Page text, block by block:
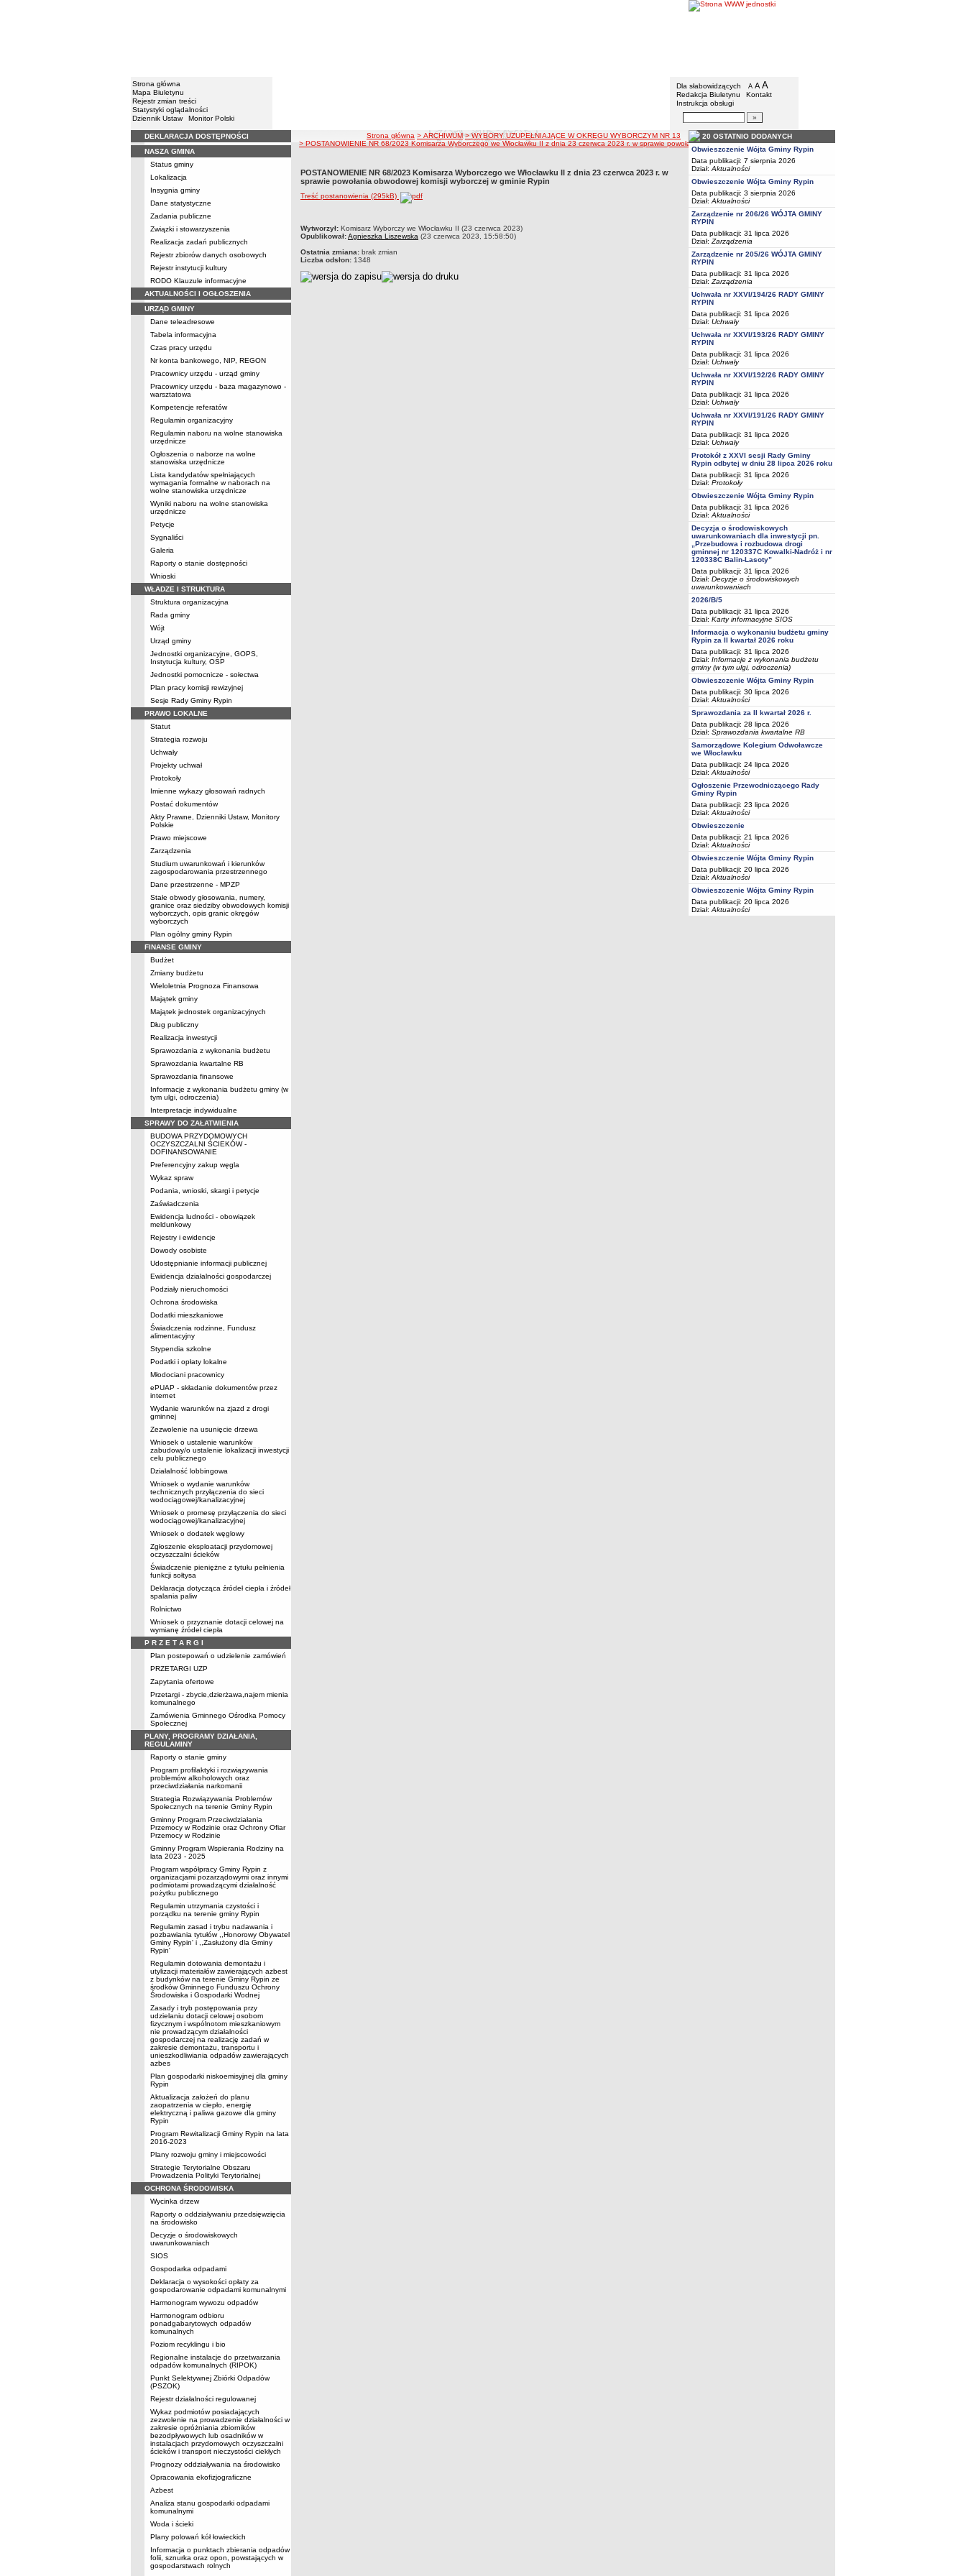
Strona główna
Mapa Biuletynu
Rejestr zmian treści
Statystyki oglądalności
Dziennik Ustaw
Monitor Polski
Gmina Rypin
Menu dodatkowe
Dla słabowidzących A pomniejsz czcionkę
A standardowy rozmiar czcionki
A
Redakcja Biuletynu
Kontakt
Instrukcja obsługi
Wyszukiwarka artykułów
Menu
DEKLARACJA DOSTĘPNOŚCI
NASZA GMINA
Status gminy
Lokalizacja
Insygnia gminy
Dane statystyczne
Zadania publiczne
Związki i stowarzyszenia
Realizacja zadań publicznych
Rejestr zbiorów danych osobowych
Rejestr instytucji kultury
RODO Klauzule informacyjne
AKTUALNOŚCI I OGŁOSZENIA
URZĄD GMINY
Dane teleadresowe
Tabela informacyjna
Czas pracy urzędu
Nr konta bankowego, NIP, REGON
Pracownicy urzędu - urząd gminy
Pracownicy urzędu - baza magazynowo -
warsztatowa
Kompetencje referatów
Regulamin organizacyjny
Regulamin naboru na wolne stanowiska
urzędnicze
Ogłoszenia o naborze na wolne
stanowiska urzędnicze
Lista kandydatów spełniających
wymagania formalne w naborach na
wolne stanowiska urzędnicze
Wyniki naboru na wolne stanowiska
urzędnicze
Petycje
Sygnaliści
Galeria
Raporty o stanie dostępności
Wnioski
WŁADZE I STRUKTURA
Struktura organizacyjna
Rada gminy
Wójt
Urząd gminy
Jednostki organizacyjne, GOPS,
Instytucja kultury, OSP
Jednostki pomocnicze - sołectwa
Plan pracy komisji rewizyjnej
Sesje Rady Gminy Rypin
PRAWO LOKALNE
Statut
Strategia rozwoju
Uchwały
Projekty uchwał
Protokoły
Imienne wykazy głosowań radnych
Postać dokumentów
Akty Prawne, Dzienniki Ustaw, Monitory
Polskie
Prawo miejscowe
Zarządzenia
Studium uwarunkowań i kierunków
zagospodarowania przestrzennego
Dane przestrzenne - MPZP
Stałe obwody głosowania, numery,
granice oraz siedziby obwodowych komisji
wyborczych, opis granic okręgów
wyborczych
Plan ogólny gminy Rypin
FINANSE GMINY
Budżet
Zmiany budżetu
Wieloletnia Prognoza Finansowa
Majątek gminy
Majątek jednostek organizacyjnych
Dług publiczny
Realizacja inwestycji
Sprawozdania z wykonania budżetu
Sprawozdania kwartalne RB
Sprawozdania finansowe
Informacje z wykonania budżetu gminy (w
tym ulgi, odroczenia)
Interpretacje indywidualne
SPRAWY DO ZAŁATWIENIA
BUDOWA PRZYDOMOWYCH
OCZYSZCZALNI ŚCIEKÓW -
DOFINANSOWANIE
Preferencyjny zakup węgla
Wykaz spraw
Podania, wnioski, skargi i petycje
Zaświadczenia
Ewidencja ludności - obowiązek
meldunkowy
Rejestry i ewidencje
Dowody osobiste
Udostępnianie informacji publicznej
Ewidencja działalności gospodarczej
Podziały nieruchomości
Ochrona środowiska
Dodatki mieszkaniowe
Świadczenia rodzinne, Fundusz
alimentacyjny
Stypendia szkolne
Podatki i opłaty lokalne
Młodociani pracownicy
ePUAP - składanie dokumentów przez
internet
Wydanie warunków na zjazd z drogi
gminnej
Zezwolenie na usunięcie drzewa
Wniosek o ustalenie warunków
zabudowy/o ustalenie lokalizacji inwestycji
celu publicznego
Działalność lobbingowa
Wniosek o wydanie warunków
technicznych przyłączenia do sieci
wodociągowej/kanalizacyjnej
Wniosek o promesę przyłączenia do sieci
wodociągowej/kanalizacyjnej
Wniosek o dodatek węglowy
Zgłoszenie eksploatacji przydomowej
oczyszczalni ścieków
Świadczenie pieniężne z tytułu pełnienia
funkcji sołtysa
Deklaracja dotycząca źródeł ciepła i źródeł
spalania paliw
Rolnictwo
Wniosek o przyznanie dotacji celowej na
wymianę źródeł ciepła
P R Z E T A R G I
Plan postepowań o udzielenie zamówień
PRZETARGI UZP
Zapytania ofertowe
Przetargi - zbycie,dzierżawa,najem mienia
komunalnego
Zamówienia Gminnego Ośrodka Pomocy
Społecznej
PLANY, PROGRAMY DZIAŁANIA,
REGULAMINY
Raporty o stanie gminy
Program profilaktyki i rozwiązywania
problemów alkoholowych oraz
przeciwdziałania narkomanii
Strategia Rozwiązywania Problemów
Społecznych na terenie Gminy Rypin
Gminny Program Przeciwdziałania
Przemocy w Rodzinie oraz Ochrony Ofiar
Przemocy w Rodzinie
Gminny Program Wspierania Rodziny na
lata 2023 - 2025
Program współpracy Gminy Rypin z
organizacjami pozarządowymi oraz innymi
podmiotami prowadzącymi działalność
pożytku publicznego
Regulamin utrzymania czystości i
porządku na terenie gminy Rypin
Regulamin zasad i trybu nadawania i
pozbawiania tytułów ,,Honorowy Obywatel
Gminy Rypin' i ,,Zasłużony dla Gminy
Rypin'
Regulamin dotowania demontażu i
utylizacji materiałów zawierających azbest
z budynków na terenie Gminy Rypin ze
środków Gminnego Funduszu Ochrony
Środowiska i Gospodarki Wodnej
Zasady i tryb postępowania przy
udzielaniu dotacji celowej osobom
fizycznym i wspólnotom mieszkaniowym
nie prowadzącym działalności
gospodarczej na realizację zadań w
zakresie demontażu, transportu i
unieszkodliwiania odpadów zawierających
azbes
Plan gospodarki niskoemisyjnej dla gminy
Rypin
Aktualizacja założeń do planu
zaopatrzenia w ciepło, energię
elektryczną i paliwa gazowe dla gminy
Rypin
Program Rewitalizacji Gminy Rypin na lata
2016-2023
Plany rozwoju gminy i miejscowości
Strategie Terytorialne Obszaru
Prowadzenia Polityki Terytorialnej
OCHRONA ŚRODOWISKA
Wycinka drzew
Raporty o oddziaływaniu przedsięwzięcia
na środowisko
Decyzje o środowiskowych
uwarunkowaniach
SIOS
Gospodarka odpadami
Deklaracja o wysokości opłaty za
gospodarowanie odpadami komunalnymi
Harmonogram wywozu odpadów
Harmonogram odbioru
ponadgabarytowych odpadów
komunalnych
Poziom recyklingu i bio
Regionalne instalacje do przetwarzania
odpadów komunalnych (RIPOK)
Punkt Selektywnej Zbiórki Odpadów
(PSZOK)
Rejestr działalności regulowanej
Wykaz podmiotów posiadających
zezwolenie na prowadzenie działalności w
zakresie opróżniania zbiorników
bezodpływowych lub osadników w
instalacjach przydomowych oczyszczalni
ścieków i transport nieczystości ciekłych
Prognozy oddziaływania na środowisko
Opracowania ekofizjograficzne
Azbest
Analiza stanu gospodarki odpadami
komunalnymi
Woda i ścieki
Plany polowań kół łowieckich
Informacja o punktach zbierania odpadów
folii, sznurka oraz opon, powstających w
gospodarstwach rolnych
ścieżka nawigacji
Strona główna > ARCHIWUM > WYBORY UZUPEŁNIAJĄCE W OKRĘGU WYBORCZYM NR 13
> POSTANOWIENIE NR 68/2023 Komisarza Wyborczego we Włocławku II z dnia 23 czerwca 2023 r. w sprawie powołania obwodowej komisji wyborczej w gminie Rypin
POSTANOWIENIE NR 68/2023 Komisarza Wyborczego we Włocławku II z dnia 23 czerwca 2023 r. w
sprawie powołania obwodowej komisji wyborczej w gminie Rypin
Treść postanowienia (295kB)
metryczka
Wytworzył: Komisarz Wyborczy we Włocławku II (23 czerwca 2023)
Opublikował:Agnieszka Liszewska (23 czerwca 2023, 15:58:50)
Ostatnia zmiana: brak zmian
Liczba odsłon: 1348
20 OSTATNIO DODANYCH
Obwieszczenie Wójta Gminy Rypin
Data publikacji: 7 sierpnia 2026
Dział: Aktualności
Obwieszczenie Wójta Gminy Rypin
Data publikacji: 3 sierpnia 2026
Dział: Aktualności
Zarządzenie nr 206/26 WÓJTA GMINY
RYPIN
Data publikacji: 31 lipca 2026
Dział: Zarządzenia
Zarządzenie nr 205/26 WÓJTA GMINY
RYPIN
Data publikacji: 31 lipca 2026
Dział: Zarządzenia
Uchwała nr XXVI/194/26 RADY GMINY
RYPIN
Data publikacji: 31 lipca 2026
Dział: Uchwały
Uchwała nr XXVI/193/26 RADY GMINY
RYPIN
Data publikacji: 31 lipca 2026
Dział: Uchwały
Uchwała nr XXVI/192/26 RADY GMINY
RYPIN
Data publikacji: 31 lipca 2026
Dział: Uchwały
Uchwała nr XXVI/191/26 RADY GMINY
RYPIN
Data publikacji: 31 lipca 2026
Dział: Uchwały
Protokół z XXVI sesji Rady Gminy
Rypin odbytej w dniu 28 lipca 2026 roku
Data publikacji: 31 lipca 2026
Dział: Protokoły
Obwieszczenie Wójta Gminy Rypin
Data publikacji: 31 lipca 2026
Dział: Aktualności
Decyzja o środowiskowych
uwarunkowaniach dla inwestycji pn.
„Przebudowa i rozbudowa drogi
gminnej nr 120337C Kowalki-Nadróż i nr
120338C Balin-Lasoty”
Data publikacji: 31 lipca 2026
Dział: Decyzje o środowiskowych
uwarunkowaniach
2026/B/5
Data publikacji: 31 lipca 2026
Dział: Karty informacyjne SIOS
Informacja o wykonaniu budżetu gminy
Rypin za II kwartał 2026 roku
Data publikacji: 31 lipca 2026
Dział: Informacje z wykonania budżetu
gminy (w tym ulgi, odroczenia)
Obwieszczenie Wójta Gminy Rypin
Data publikacji: 30 lipca 2026
Dział: Aktualności
Sprawozdania za II kwartał 2026 r.
Data publikacji: 28 lipca 2026
Dział: Sprawozdania kwartalne RB
Samorządowe Kolegium Odwoławcze
we Włocławku
Data publikacji: 24 lipca 2026
Dział: Aktualności
Ogłoszenie Przewodniczącego Rady
Gminy Rypin
Data publikacji: 23 lipca 2026
Dział: Aktualności
Obwieszczenie
Data publikacji: 21 lipca 2026
Dział: Aktualności
Obwieszczenie Wójta Gminy Rypin
Data publikacji: 20 lipca 2026
Dział: Aktualności
Obwieszczenie Wójta Gminy Rypin
Data publikacji: 20 lipca 2026
Dział: Aktualności